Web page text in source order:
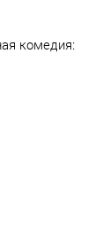
комедия: